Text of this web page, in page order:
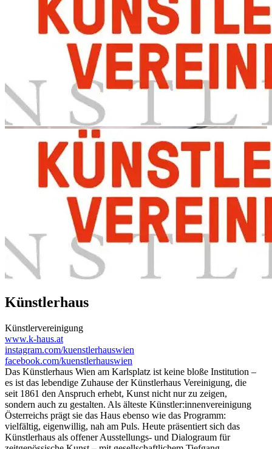
Künstlerhaus
Künstlervereinigung
www.k-haus.at
instagram.com/kuenstlerhauswien
facebook.com/kuenstlerhauswien
Das Künstlerhaus Wien am Karlsplatz ist keine bloße Institution –
es ist das lebendige Zuhause der Künstlerhaus Vereinigung, die
seit 1861 den Anspruch erhebt, Kunst nicht nur zu zeigen,
sondern auch zu gestalten. Als älteste Künstler:innenvereinigung
Österreichs prägt sie das Haus ebenso wie das Programm:
vielfältig, eigenwillig, nah am Puls. Heute präsentiert sich das
Künstlerhaus als offener Ausstellungs- und Dialograum für